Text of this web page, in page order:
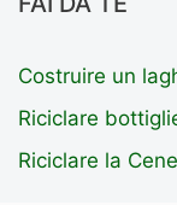
Costruire un
Riciclare
Riciclare la